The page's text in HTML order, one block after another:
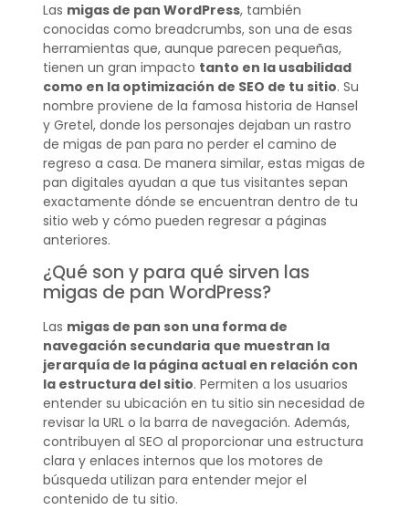
Las migas de pan WordPress, también
conocidas como breadcrumbs, son una de esas
herramientas que, aunque parecen pequeñas,
tienen un gran impacto tanto en la usabilidad
como en la optimización de SEO de tu sitio. Su
nombre proviene de la famosa historia de Hansel
y Gretel, donde los personajes dejaban un rastro
de migas de pan para no perder el camino de
regreso a casa. De manera similar, estas migas de
pan digitales ayudan a que tus visitantes sepan
exactamente dónde se encuentran dentro de tu
sitio web y cómo pueden regresar a páginas
anteriores.
¿Qué son y para qué sirven las
migas de pan WordPress?
Las migas de pan son una forma de
navegación secundaria que muestran la
jerarquía de la página actual en relación con
la estructura del sitio. Permiten a los usuarios
entender su ubicación en tu sitio sin necesidad de
revisar la URL o la barra de navegación. Además,
contribuyen al SEO al proporcionar una estructura
clara y enlaces internos que los motores de
búsqueda utilizan para entender mejor el
contenido de tu sitio.